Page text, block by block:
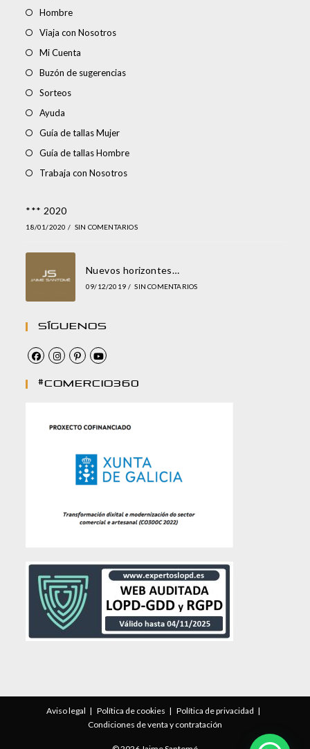
Hombre
Viaja con Nosotros
Mi Cuenta
Buzón de sugerencias
Sorteos
Ayuda
Guía de tallas Mujer
Guía de tallas Hombre
Trabaja con Nosotros
*** 2020
18/01/2020 / SIN COMENTARIOS
Nuevos horizontes…
09/12/2019 / SIN COMENTARIOS
Síguenos
#comercio360
Aviso legal Política de cookies
Política de privacidad
Condiciones de venta y contratación